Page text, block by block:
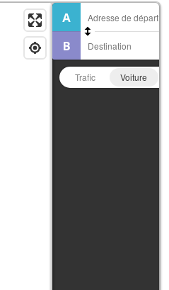
Trafic Voiture